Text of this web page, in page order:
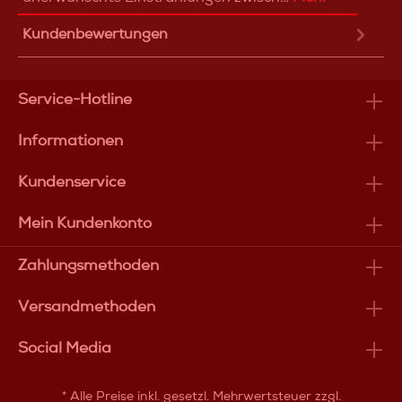
Kundenbewertungen
Service-Hotline
Informationen
Kundenservice
Mein Kundenkonto
Zahlungsmethoden
Versandmethoden
Social Media
* Alle Preise inkl. gesetzl. Mehrwertsteuer zzgl.